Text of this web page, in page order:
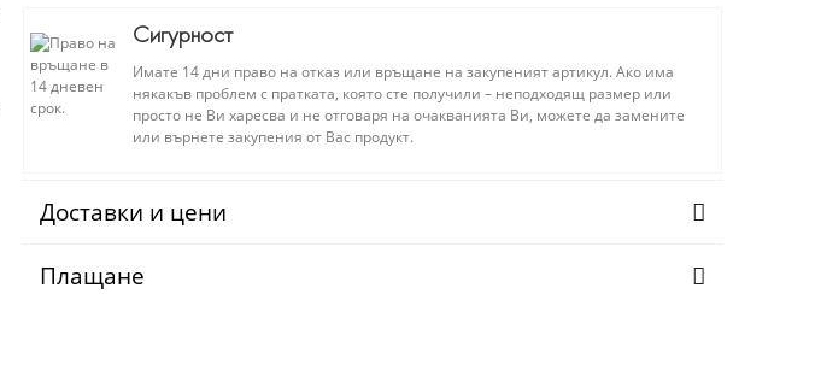
Сигурност
Имате 14 дни право на отказ или връщане на закупеният артикул. Ако има
някакъв проблем с пратката, която сте получили – неподходящ размер или
просто не Ви харесва и не отговаря на очакванията Ви, можете да замените
или върнете закупения от Вас продукт.
Доставки и цени
Плащане